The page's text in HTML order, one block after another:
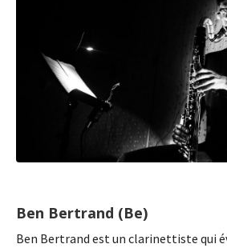
Ben Bertrand (Be)
Ben Bertrand est un clarinettiste qui